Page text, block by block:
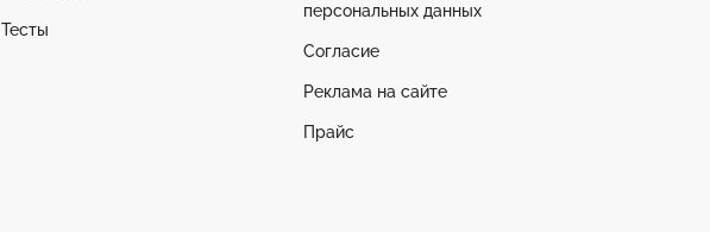
Тесты
персональных данных
Согласие
Реклама на сайте
Прайс